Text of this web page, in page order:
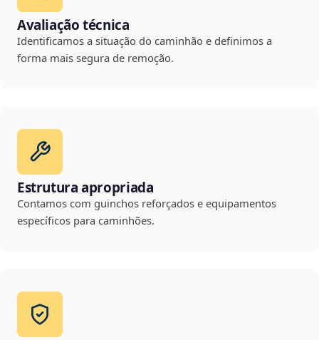
Avaliação técnica
Identificamos a situação do caminhão e definimos a
forma mais segura de remoção.
Estrutura apropriada
Contamos com guinchos reforçados e equipamentos
específicos para caminhões.